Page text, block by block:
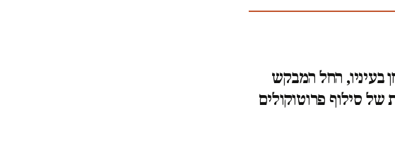
החל המבקש
סילוף פרוטוקולים